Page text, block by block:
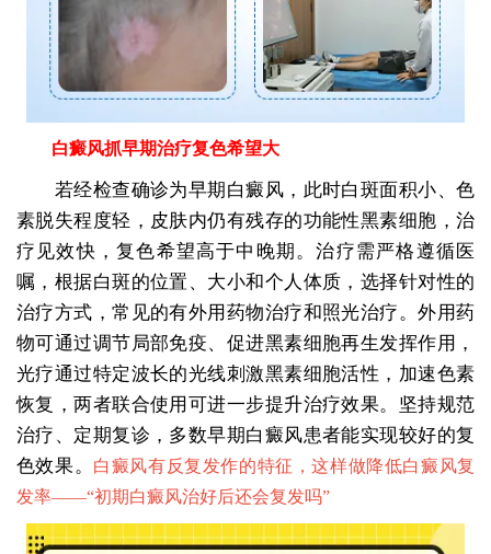
白癜风抓早期治疗复色希望大
若经检查确诊为早期白癜风，此时白斑面积小、色
素脱失程度轻，皮肤内仍有残存的功能性黑素细胞，治
疗见效快，复色希望高于中晚期。治疗需严格遵循医
嘱，根据白斑的位置、大小和个人体质，选择针对性的
治疗方式，常见的有外用药物治疗和照光治疗。外用药
物可通过调节局部免疫、促进黑素细胞再生发挥作用，
光疗通过特定波长的光线刺激黑素细胞活性，加速色素
恢复，两者联合使用可进一步提升治疗效果。坚持规范
治疗、定期复诊，多数早期白癜风患者能实现较好的复
色效果。
白癜风有反复发作的特征，这样做降低白癜风复
发率——“初期白癜风治好后还会复发吗”